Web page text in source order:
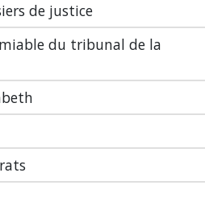
de justice
du tribunal de la